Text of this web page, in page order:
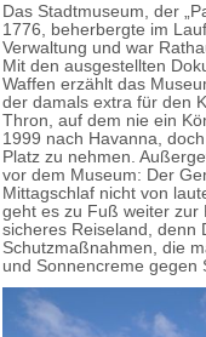
Das Stadtmuseum, der
1776, beherbergte im
Verwaltung und war
Mit den ausgestellten
Waffen erzählt das
der damals extra für den
Thron, auf dem nie ein
1999 nach Havanna,
Platz zu nehmen.
vor dem Museum: Der
Mittagschlaf nicht von
geht es zu Fuß weiter zur
sicheres Reiseland, denn
Schutzmaßnahmen, die
und Sonnencreme gegen